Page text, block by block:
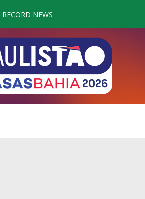
RECORD NEWS